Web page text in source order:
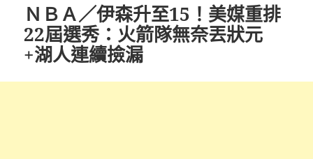
ＮＢＡ／伊森升至15！美媒重排
22屆選秀：火箭隊無奈丟狀元
+湖人連續撿漏